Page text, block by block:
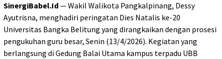
SinergiBabel.Id— Wakil Walikota Pangkalpinang, Dessy
Ayutrisna, menghadiri peringatan Dies Natalis ke-20
Universitas Bangka Belitung yang dirangkaikan dengan prosesi
pengukuhan guru besar, Senin (13/4/2026). Kegiatan yang
berlangsung di Gedung Balai Utama kampus terpadu UBB